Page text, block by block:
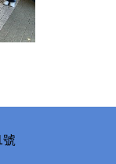
號